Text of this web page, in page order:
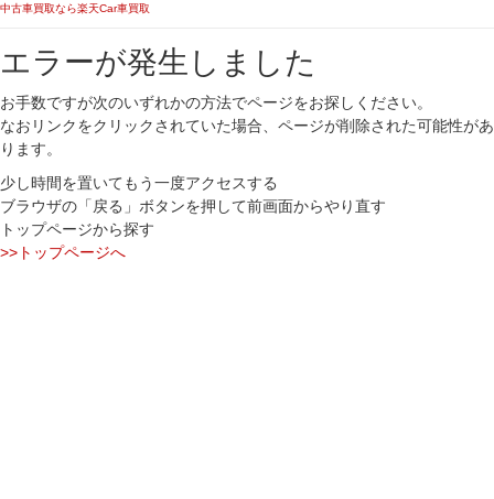
中古車買取なら楽天Car車買取
エラーが発生しました
お手数ですが次のいずれかの方法でページをお探しください。
なおリンクをクリックされていた場合、ページが削除された可能性があ
ります。
少し時間を置いてもう一度アクセスする
ブラウザの「戻る」ボタンを押して前画面からやり直す
トップページから探す
>>トップページへ